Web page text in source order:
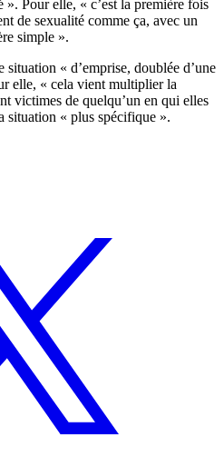
». Pour elle, « c’est la première fois
de sexualité comme ça, avec un
simple ».
« d’emprise, doublée d’une
elle, « cela vient multiplier la
victimes de quelqu’un en qui elles
situation « plus spécifique ».